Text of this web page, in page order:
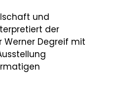
und
der
Werner Degreif mit